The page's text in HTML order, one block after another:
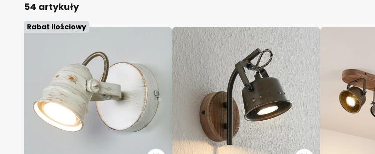
54 artykuły
Rabat ilościowy